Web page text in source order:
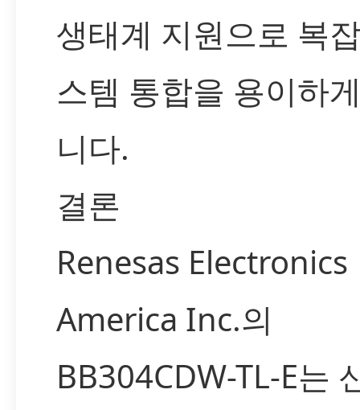
생태계 지원으로 복
스템 통합을 용이하
니다.
결론
Renesas Electronics
America Inc.의
BB304CDW-TL-E는